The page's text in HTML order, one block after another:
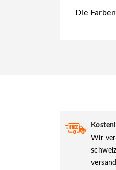
Die
Wir